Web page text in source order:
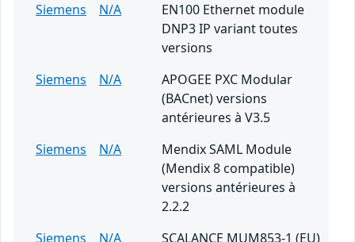
Siemens
N/A
EN100 Ethernet module
DNP3 IP variant toutes
versions
Siemens
N/A
APOGEE PXC Modular
(BACnet) versions
antérieures à V3.5
Siemens
N/A
Mendix SAML Module
(Mendix 8 compatible)
versions antérieures à
2.2.2
Siemens
N/A
SCALANCE MUM853-1 (EU)